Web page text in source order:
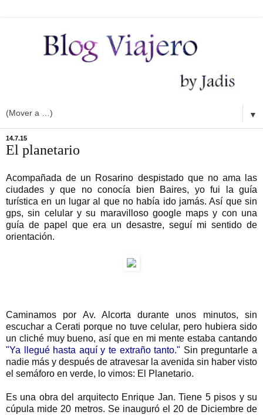
▼
14.7.15
El planetario
Acompañada de un Rosarino despistado que no ama las
ciudades y que no conocía bien Baires, yo fui la guía
turística en un lugar al que no había ido jamás. Así que sin
gps, sin celular y su maravilloso google maps y con una
guía de papel que era un desastre, seguí mi sentido de
orientación.
Caminamos por Av. Alcorta durante unos minutos, sin
escuchar a Cerati porque no tuve celular, pero hubiera sido
un cliché muy bueno, así que en mi mente estaba cantando
"Ya llegué hasta aquí y te extraño tanto." Sin preguntarle a
nadie más y después de atravesar la avenida sin haber visto
el semáforo en verde, lo vimos: El Planetario.
Es una obra del arquitecto Enrique Jan. Tiene 5 pisos y su
cúpula mide 20 metros. Se inauguró el 20 de Diciembre de